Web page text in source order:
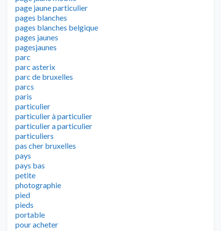
page jaune particulier
pages blanches
pages blanches belgique
pages jaunes
pagesjaunes
parc
parc asterix
parc de bruxelles
parcs
paris
particulier
particulier à particulier
particulier a particulier
particuliers
pas cher bruxelles
pays
pays bas
petite
photographie
pied
pieds
portable
pour acheter